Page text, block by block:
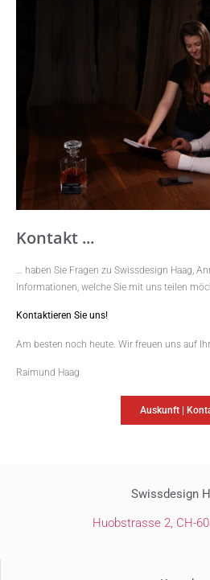
Jetzt Termin
von Montag bis
von 9 – 19
Sonntag auch möglich
Kontakt ...
… haben Sie Fragen zu Swissdesign Haag,
Informationen, welche Sie mit uns teilen
Kontaktieren Sie uns!
Am besten noch heute. Wir freuen uns auf
Raimund Haag
Auskunft |
Swissdesign
Huobstrasse 2, CH-